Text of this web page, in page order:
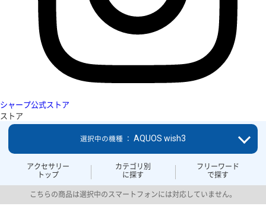
シャープ公式ストア
ストア
アクセサリー
トップ
カテゴリ別
に探す
フリーワード
で探す
選択中の機種 ： AQUOS wish3
こちらの商品は選択中のスマートフォンには対応していません。